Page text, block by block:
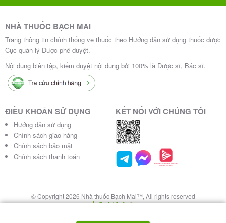
NHÀ THUỐC BẠCH MAI
Trang thông tin chính thống về thuốc theo Hướng dẫn sử dụng thuốc được
Cục quản lý Dược phê duyệt.
Nội dung biên tập, kiểm duyệt nội dung bởi 100% là Dược sĩ, Bác sĩ.
ĐIỀU KHOẢN SỬ DỤNG
Hướng dẫn sử dụng
Chính sách giao hàng
Chính sách bảo mật
Chính sách thanh toán
KẾT NỐI VỚI CHÚNG TÔI
© Copyright 2026 Nhà thuốc Bạch Mai™, All rights reserved